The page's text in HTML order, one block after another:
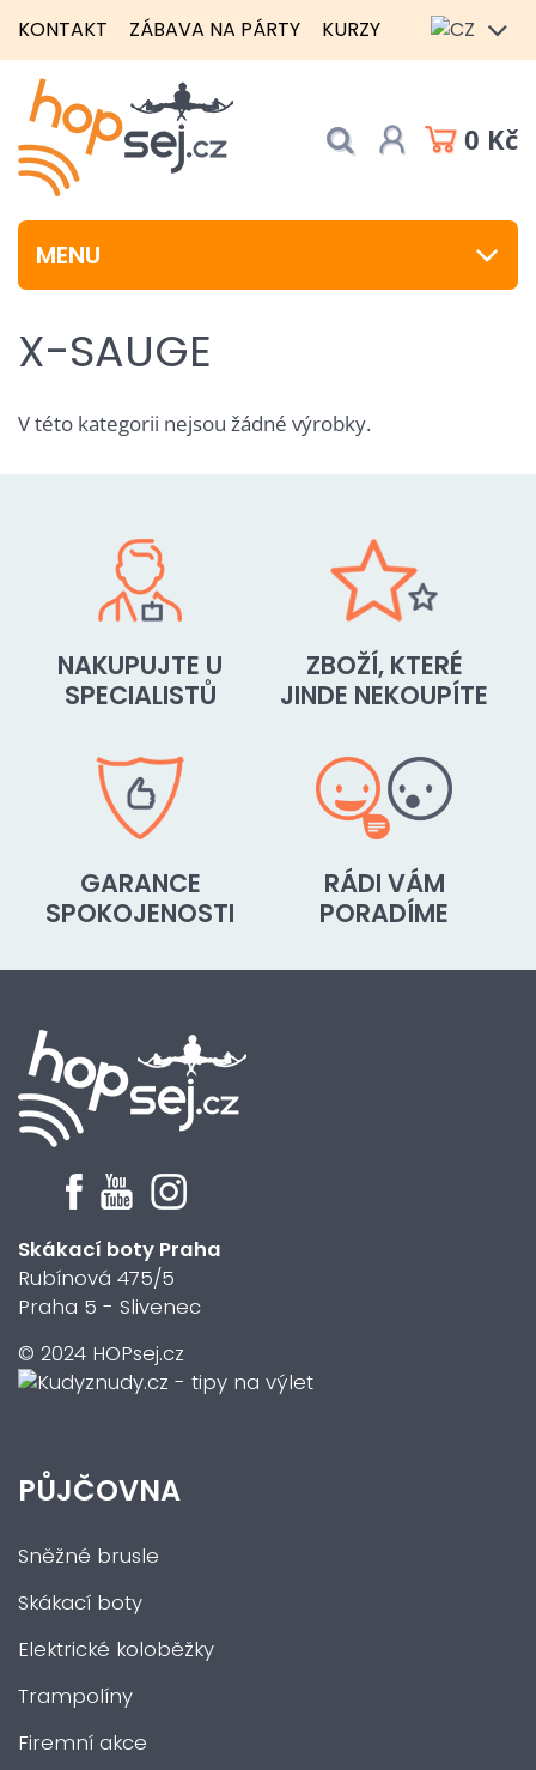
KONTAKT ZÁBAVA NA PÁRTY KURZY
0 Kč
MENU
X-SAUGE
V této kategorii nejsou žádné výrobky.
NAKUPUJTE U
SPECIALISTŮ
ZBOŽÍ, KTERÉ
JINDE NEKOUPÍTE
GARANCE
SPOKOJENOSTI
RÁDI VÁM
PORADÍME
Skákací boty Praha
Rubínová 475/5
Praha 5 - Slivenec
© 2024 HOPsej.cz
PŮJČOVNA
Sněžné brusle
Skákací boty
Elektrické koloběžky
Trampolíny
Firemní akce